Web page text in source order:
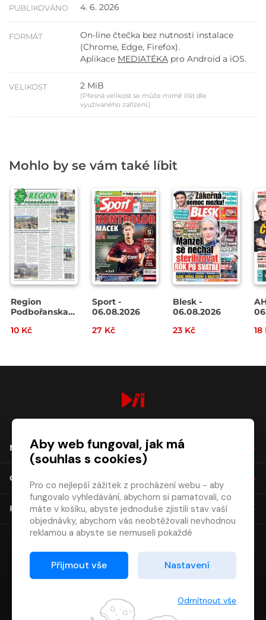
PUBLIKOVÁNO 4. 6. 2026
FORMÁT
On-line čtečka bez nutnosti instalace
(Chrome, Edge, Firefox).
Aplikace MEDIATÉKA pro Android a iOS.
VELIKOST 2 MiB
(Přesná velikost se může mírně lišit dle
využívaného zařízení.)
Mohlo by se vám také líbit
Region
Podbořanska
10 Kč
Sport -
06.08.2026
27 Kč
Blesk -
06.08.2026
23 Kč
18
NÁKUP
O SPOLEČNOSTI
KONTAKT
Aby web fungoval, jak má
(souhlas s cookies)
Pro co nejlepší zážitek z procházení webu - aby
fungovalo vyhledávání, abychom si pamatovali, co
máte v košíku, abyste jednoduše zjistili stav vaší
objednávky, abychom vás neobtěžovali nevhodnou
reklamou a abyste se nemuseli pokaždé
Proto od vás potřebujeme souhlas se
zpracováním souborů cookies
Děkujeme, že nám ho dáte a pomůžete nám tak
Přijmout vše Nastavení
Odmítnout vše